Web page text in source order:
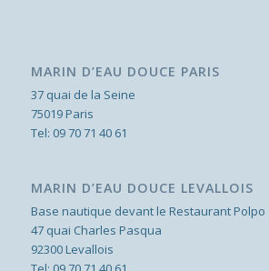
MARIN D’EAU DOUCE PARIS
37 quai de la Seine
75019 Paris
Tel: 09 70 71 40 61
MARIN D’EAU DOUCE LEVALLOIS
Base nautique devant le Restaurant Polpo
47 quai Charles Pasqua
92300 Levallois